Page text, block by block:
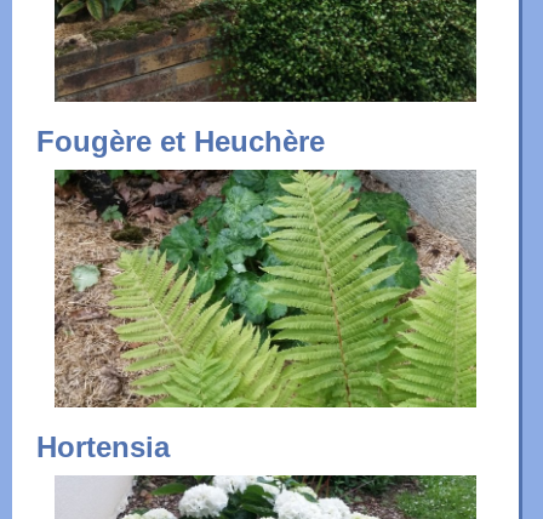
Fougère et Heuchère
Hortensia